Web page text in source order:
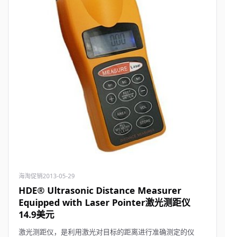
海淘促销2013-05-29
HDE® Ultrasonic Distance Measurer
Equipped with Laser Pointer激光测距仪
14.9美元
激光测距仪，是利用激光对目标的距离进行准确测定的仪